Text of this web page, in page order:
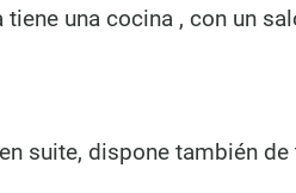
una cocina , con un
suite, dispone también de